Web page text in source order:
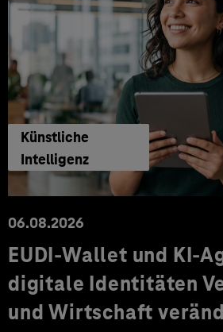
Künstliche
Intelligenz
06.08.2026
EUDI-Wallet und KI-
digitale Identitäten
und Wirtschaft